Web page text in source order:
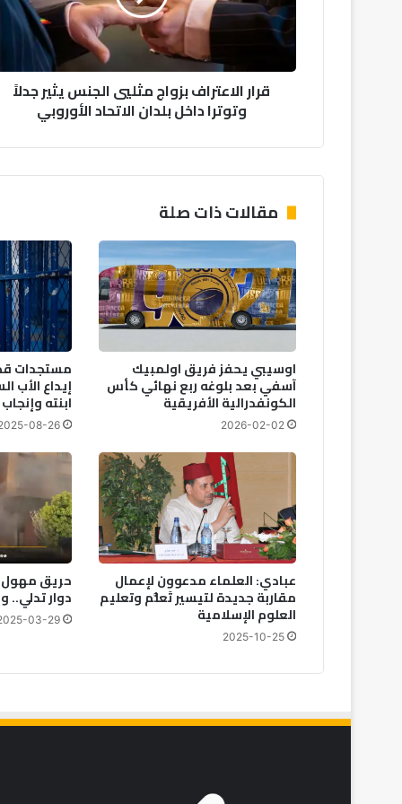
يثير
جدلاً
وتوترا
داخل
قرار الاعتراف بزواج مثليي الجنس يثير جدلاً
وتوترا داخل بلدان الاتحاد الأوروبي
مقالات ذات صلة
اوسيبي يحفز فريق اولمبيك
آسفي بعد بلوغه ربع نهائي كأس
الكونفدرالية الأفريقية
2026-02-02
مستجدات
إيداع الأب
ابنته وإنجاب 6 أبناء منها
08-26
عبادي: العلماء مدعوون لإعمال
مقاربة جديدة لتيسير تَعلُّم وتعليم
العلوم الإسلامية
2025-10-25
حريق مهول
دوار تدلي..
03-29